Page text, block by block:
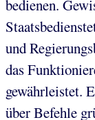
bedienen.
und
das
gewährleistet.
über Befehle